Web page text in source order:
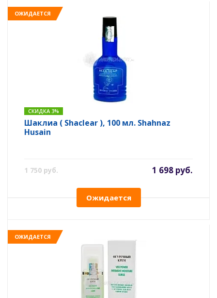
ОЖИДАЕТСЯ
СКИДКА 3%
Шаклиа ( Shaclear ), 100 мл. Shahnaz
Husain
1 750 руб. 1 698 руб.
Ожидается
ОЖИДАЕТСЯ